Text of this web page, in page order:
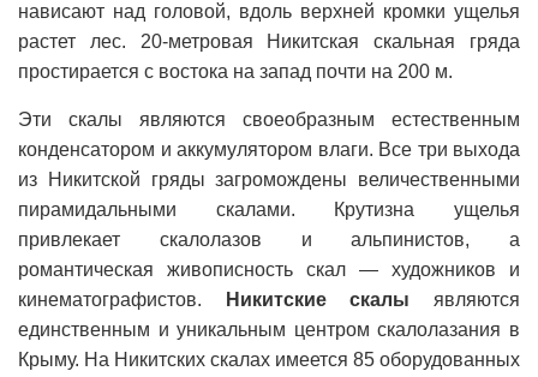
нависают над головой, вдоль верхней кромки ущелья
растет лес. 20-метровая Никитская скальная гряда
простирается с востока на запад почти на 200 м.
Эти скалы являются своеобразным естественным
конденсатором и аккумулятором влаги. Все три выхода
из Никитской гряды загромождены величественными
пирамидальными скалами. Крутизна ущелья
привлекает скалолазов и альпинистов, а
романтическая живописность скал — художников и
кинематографистов.
Никитские скалы являются
единственным и уникальным центром скалолазания в
Крыму. На Никитских скалах имеется 85 оборудованных